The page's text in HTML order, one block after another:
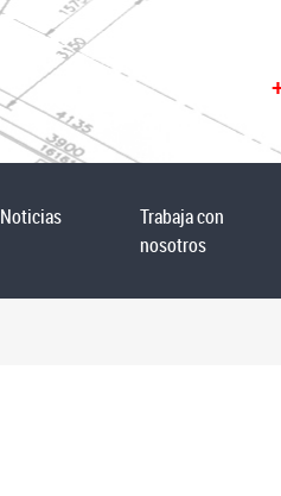
Noticias
Trabaja con
nosotros